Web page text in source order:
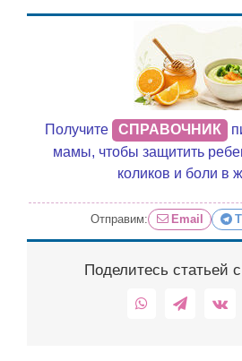
Получите СПРАВОЧНИК
мамы, чтобы защитить
коликов и боли в
Отправим: Email
Поделитесь статьей
WhatsAppTelegram
Vk